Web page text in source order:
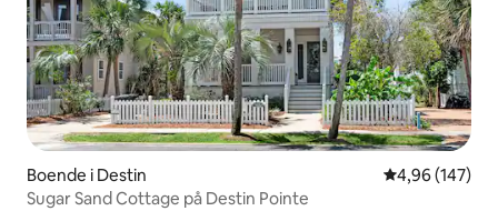
Boende i Destin 4,96 av 5 i
4,96 (147)
Sugar Sand Cottage på Destin Pointe